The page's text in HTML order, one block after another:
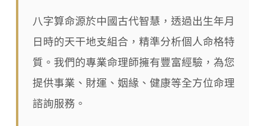
八字算命源於中國古代智慧，透過出生年月
日時的天干地支組合，精準分析個人命格特
質。我們的專業命理師擁有豐富經驗，為您
提供事業、財運、姻緣、健康等全方位命理
諮詢服務。